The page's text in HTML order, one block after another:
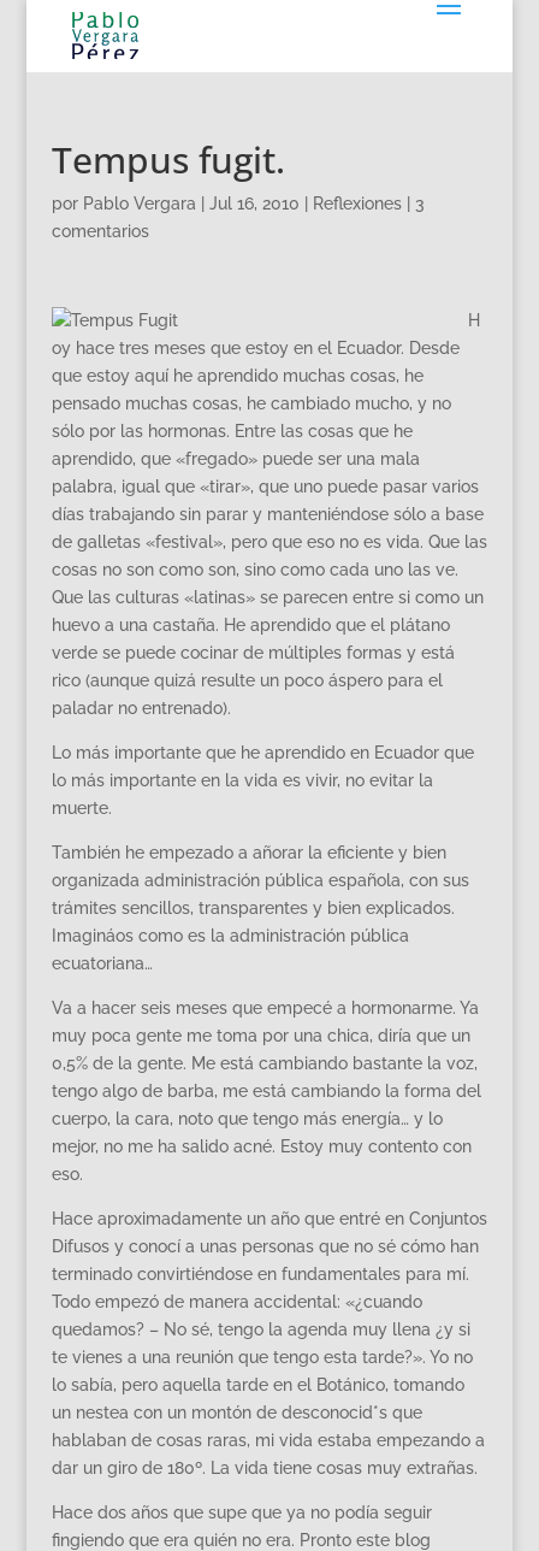
Tempus fugit.
por Pablo Vergara Jul 16, 2010 Reflexiones| 3
comentarios
H
oy hace tres meses que estoy en el Ecuador. Desde
que estoy aquí he aprendido muchas cosas, he
pensado muchas cosas, he cambiado mucho, y no
sólo por las hormonas. Entre las cosas que he
aprendido, que «fregado» puede ser una mala
palabra, igual que «tirar», que uno puede pasar varios
días trabajando sin parar y manteniéndose sólo a base
de galletas «festival», pero que eso no es vida. Que las
cosas no son como son, sino como cada uno las ve.
Que las culturas «latinas» se parecen entre si como un
huevo a una castaña. He aprendido que el plátano
verde se puede cocinar de múltiples formas y está
rico (aunque quizá resulte un poco áspero para el
paladar no entrenado).
Lo más importante que he aprendido en Ecuador que
lo más importante en la vida es vivir, no evitar la
muerte.
También he empezado a añorar la eficiente y bien
organizada administración pública española, con sus
trámites sencillos, transparentes y bien explicados.
Imagináos como es la administración pública
ecuatoriana…
Va a hacer seis meses que empecé a hormonarme. Ya
muy poca gente me toma por una chica, diría que un
0,5% de la gente. Me está cambiando bastante la voz,
tengo algo de barba, me está cambiando la forma del
cuerpo, la cara, noto que tengo más energía… y lo
mejor, no me ha salido acné. Estoy muy contento con
eso.
Hace aproximadamente un año que entré en Conjuntos
Difusos y conocí a unas personas que no sé cómo han
terminado convirtiéndose en fundamentales para mí.
Todo empezó de manera accidental: «¿cuando
quedamos? – No sé, tengo la agenda muy llena ¿y si
te vienes a una reunión que tengo esta tarde?». Yo no
lo sabía, pero aquella tarde en el Botánico, tomando
un nestea con un montón de desconocid*s que
hablaban de cosas raras, mi vida estaba empezando a
dar un giro de 180º. La vida tiene cosas muy extrañas.
Hace dos años que supe que ya no podía seguir
fingiendo que era quién no era. Pronto este blog